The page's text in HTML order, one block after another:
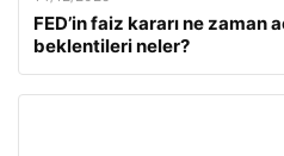
FED’in faiz kararı ne zaman
beklentileri neler?